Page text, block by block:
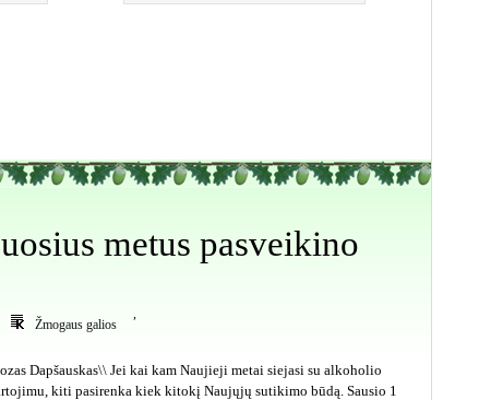
metus pasveikino
,
Žmogaus galios
Dapšauskas\\ Jei kai kam Naujieji metai siejasi su alkoholio
kiti pasirenka kiek kitokį Naujųjų sutikimo būdą. Sausio 1